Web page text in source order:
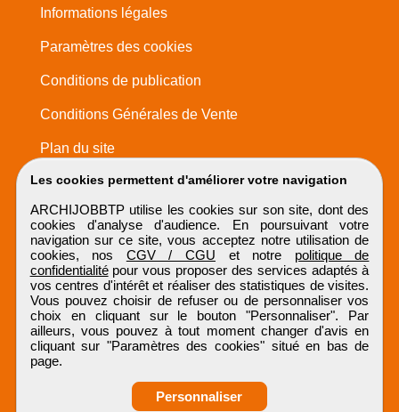
Les cookies permettent d'améliorer votre navigation
ARCHIJOBBTP utilise les cookies sur son site, dont des
cookies d'analyse d'audience. En poursuivant votre
navigation sur ce site, vous acceptez notre utilisation de
cookies, nos CGV / CGU et notre politique de
confidentialitépour vous proposer des services adaptés à
vos centres d'intérêt et réaliser des statistiques de visites.
Vous pouvez choisir de refuser ou de personnaliser vos
choix en cliquant sur le bouton "Personnaliser". Par
ailleurs, vous pouvez à tout moment changer d'avis en
cliquant sur "Paramètres des cookies" situé en bas de
page.
Personnaliser
Informations légales
Paramètres des cookies
Conditions de publication
Conditions Générales de Vente
Plan du site